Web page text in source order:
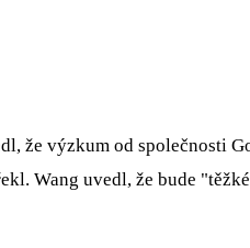
že výzkum od společnosti
Wang uvedl, že bude